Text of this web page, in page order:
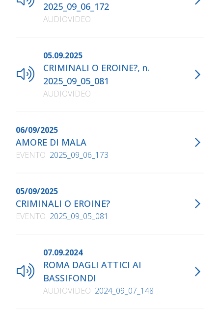
2025_09_06_172
AUDIOVIDEO
05.09.2025
CRIMINALI O EROINE?, n.
2025_09_05_081
AUDIOVIDEO
06/09/2025
AMORE DI MALA
EVENTO 2025_09_06_173
05/09/2025
CRIMINALI O EROINE?
EVENTO 2025_09_05_081
07.09.2024
ROMA DAGLI ATTICI AI
BASSIFONDI
AUDIOVIDEO 2024_09_07_148